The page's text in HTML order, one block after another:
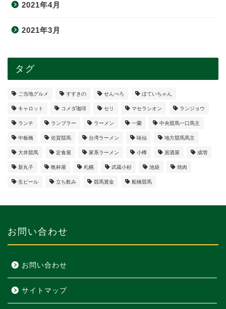
2021年4月
2021年3月
タグ
ご当地グルメ すすきの せんべろ ほていちゃん
キャロット コメダ珈琲 セリ マセラシオン ランジョウ
ランチ ランブラー ラーメン 一蘭 中央競馬一口馬主
中板橋 佐賀競馬 台湾ラーメン 味仙 地方競馬馬主
大井競馬 定食屋 家系ラーメン 小樽 居酒屋 成増
新丸子 晩杯屋 札幌 武蔵小杉 池袋 焼肉
生ビール 立ち飲み 競馬賞金 船橋競馬
お問い合わせ
お問い合わせ
サイトマップ